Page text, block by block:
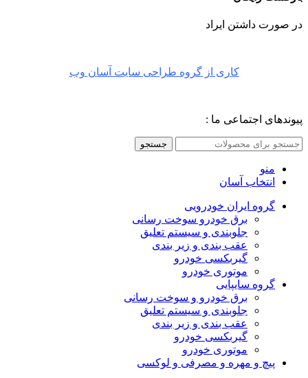
در صورت داشتن ایراد
کاری از گروه طراحی سایت آسان وب
پیوندهای اجتماعی ما :
جستجو
منو
انتخاب آسان
گروه ایران خودرویی
برق خودرو سوخت رسانی
جلوبندی و سیستم تعلیق
عقب بندی و زیر بندی
گیربکسی خودرو
موتوری خودرو
گروه سایپایی
برق خودرو و سوخت رسانی
جلوبندی و سیستم تعلیق
عقب بندی و زیر بندی
گیربکسی خودرو
موتوری خودرو
پیچ و مهره و مصرفی و لوکسی